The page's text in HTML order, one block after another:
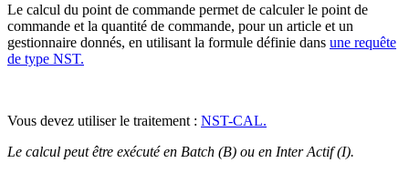
Le calcul du point de commande permet de calculer le point de
commande et la quantité de commande, pour un article et un
gestionnaire donnés, en utilisant la formule définie dans une requête
de type NST.
Vous devez utiliser le traitement : NST-CAL.
Le calcul peut être exécuté en Batch (B) ou en Inter Actif (I).